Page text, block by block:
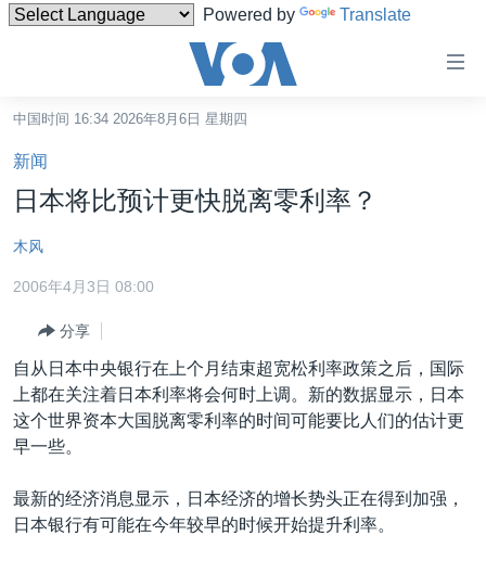
Powered by Translate
碍
链
接
转
内
转
到
导
航
转
台湾
港澳
国际
最新国际新闻
印太
中东
欧洲
非洲
分类新闻
经济·金融·贸易
人权·法律·宗教
科教·文娱·体健
军事
美中关系
热点专题
白宫要闻
国会报道
VOA视频
VOA今日焦点
中国时间 16:34 2026年8月6日 星期四
新闻
日本将比预计更快脱离零利率？
木风
2006年4月3日 08:00
分享
自从日本中央银行在上个月结束超宽松利率政策之后，国际
上都在关注着日本利率将会何时上调。新的数据显示，日本
这个世界资本大国脱离零利率的时间可能要比人们的估计更
早一些。
最新的经济消息显示，日本经济的增长势头正在得到加强，
日本银行有可能在今年较早的时候开始提升利率。